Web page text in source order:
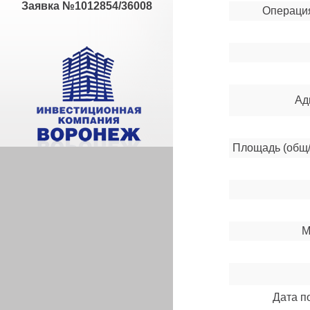
Заявка №1012854/36008
Площадь
Дата